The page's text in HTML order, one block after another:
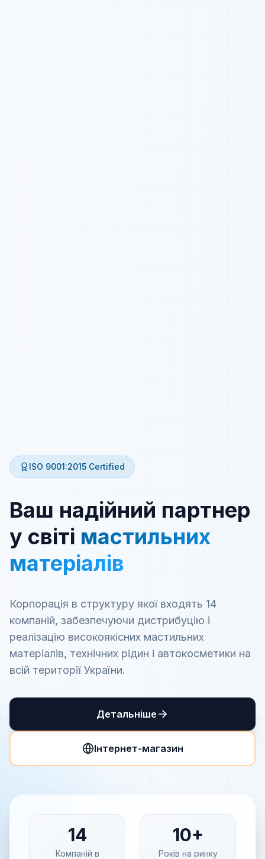
ISO 9001:2015 Certified
Ваш надійний партнер
у світі мастильних
матеріалів
Корпорація в структуру якої входять 14
компаній, забезпечуючи дистрибуцію і
реалізацію високоякісних мастильних
матеріалів, технічних рідин і автокосметики на
всій території України.
Детальніше
Інтернет-магазин
14
Компаній в
10+
Років на ринку